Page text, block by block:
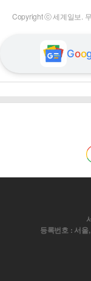
Copyright ⓒ 세계일보.
Goo
등록번호 : 서